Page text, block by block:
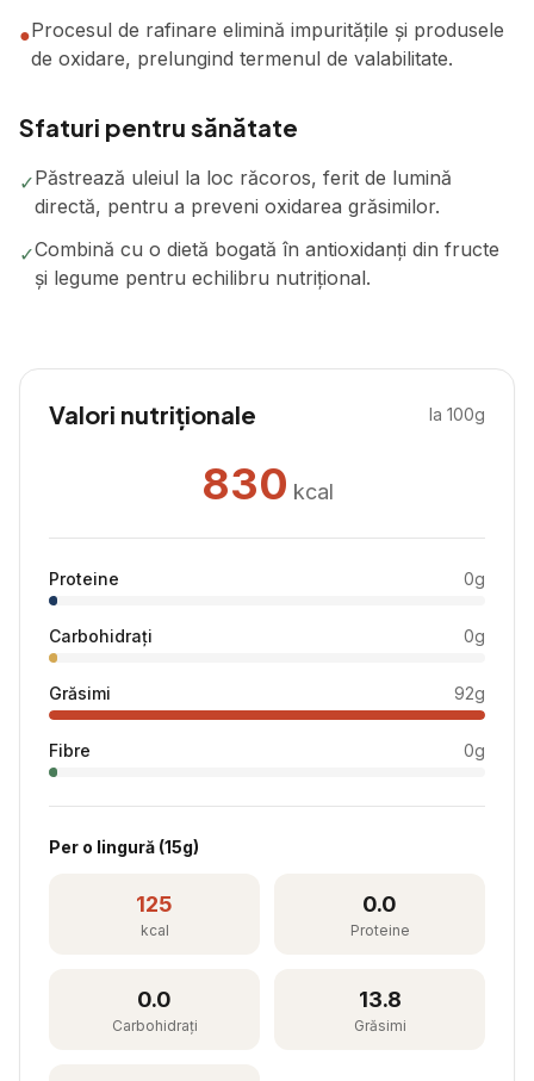
●Procesul de rafinare elimină impuritățile și produsele
de oxidare, prelungind termenul de valabilitate.
Sfaturi pentru sănătate
✓Păstrează uleiul la loc răcoros, ferit de lumină
directă, pentru a preveni oxidarea grăsimilor.
✓Combină cu o dietă bogată în antioxidanți din fructe
și legume pentru echilibru nutrițional.
Valori nutriționale la 100g
830 kcal
Proteine 0g
Carbohidrați 0g
Grăsimi 92g
Fibre 0g
Per o lingură (15g)
125
kcal
0.0
Proteine
0.0
Carbohidrați
13.8
Grăsimi